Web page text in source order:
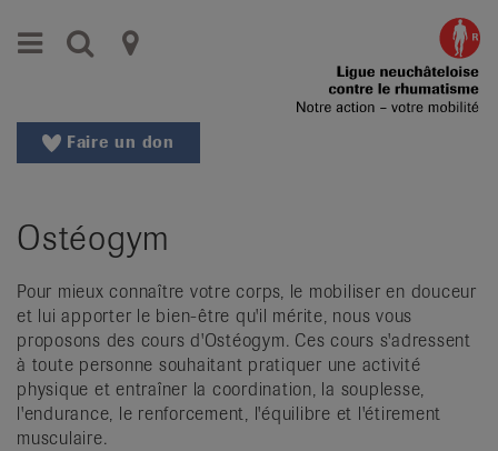
vers
au
Aller
Changer
région
Changer
de
langue:
de
Faire un don
Ostéogym
Pour mieux connaître votre corps, le mobiliser en douceur
et lui apporter le bien-être qu'il mérite, nous vous
proposons des cours d'Ostéogym. Ces cours s'adressent
à toute personne souhaitant pratiquer une activité
physique et entraîner la coordination, la souplesse,
l'endurance, le renforcement, l'équilibre et l'étirement
musculaire.
Menu Recherche
Ligues
contre
le
|
Organisations
nationales
de
patients